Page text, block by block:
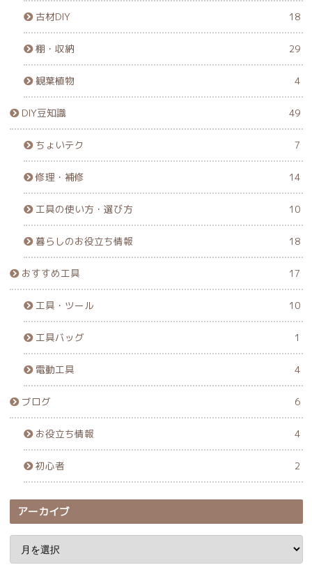
古材DIY 18
棚・収納 29
観葉植物 4
DIY豆知識 49
ちょいテク 7
修理・補修 14
工具の使い方・選び方 10
暮らしのお役立ち情報 18
おすすめ工具 17
工具・ツール 10
工具バッグ 1
電動工具 4
ブログ 6
お役立ち情報 4
初心者 2
アーカイブ